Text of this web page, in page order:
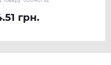
грн.